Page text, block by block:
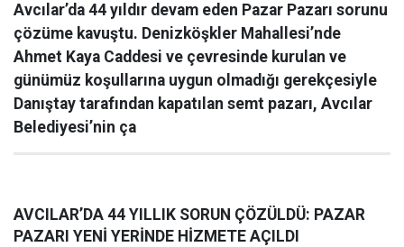
Avcılar’da 44 yıldır devam eden Pazar Pazarı sorunu
çözüme kavuştu. Denizköşkler Mahallesi’nde
Ahmet Kaya Caddesi ve çevresinde kurulan ve
günümüz koşullarına uygun olmadığı gerekçesiyle
Danıştay tarafından kapatılan semt pazarı, Avcılar
Belediyesi’nin ça
AVCILAR’DA 44 YILLIK SORUN ÇÖZÜLDÜ: PAZAR
PAZARI YENİ YERİNDE HİZMETE AÇILDI